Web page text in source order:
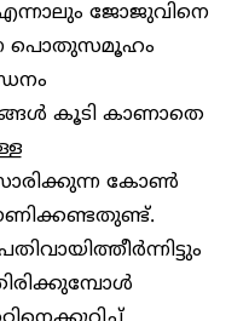
എന്നാലും ജോജുവിനെ
പൊതുസമൂഹം
കൂടി കാണാതെ
കോൺ​